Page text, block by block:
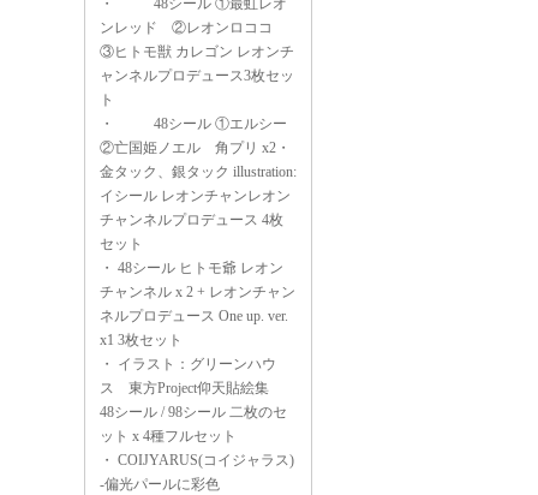
・
48シール ①最虹レオ
ンレッド ②レオンロココ
③ヒトモ獣 カレゴン レオンチ
ャンネルプロデュース3枚セッ
ト
・
48シール ①エルシー
②亡国姫ノエル 角プリ x2・
金タック、銀タック illustration:
イシール レオンチャンレオン
チャンネルプロデュース 4枚
セット
・ 48シール ヒトモ爺 レオン
チャンネル x 2 + レオンチャン
ネルプロデュース One up. ver.
x1 3枚セット
・ イラスト：グリーンハウ
ス 東方Project仰天貼絵集
48シール / 98シール 二枚のセ
ット x 4種フルセット
・ COIJYARUS(コイジャラス)
-偏光パールに彩色